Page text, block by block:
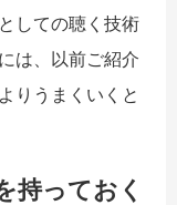
しての聴く技術
は、以前ご紹介
りうまくいくと
持っておく